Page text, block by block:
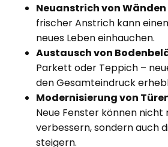
Neuanstrich von Wänden
frischer Anstrich kann
neues Leben einhauchen.
Austausch von
Parkett oder Teppich –
den Gesamteindruck
Modernisierung von
Neue Fenster können nicht
verbessern, sondern auch
steigern.